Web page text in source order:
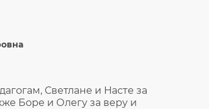
Светлане и Насте за
Боре и Олегу за веру и